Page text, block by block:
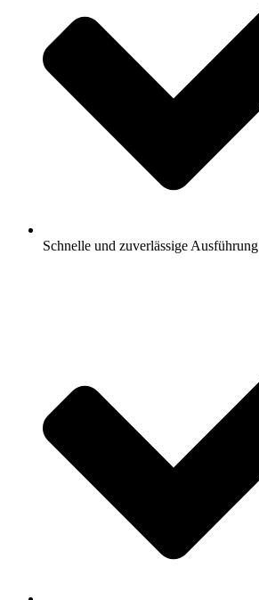
Schnelle und zuverlässige Ausführung